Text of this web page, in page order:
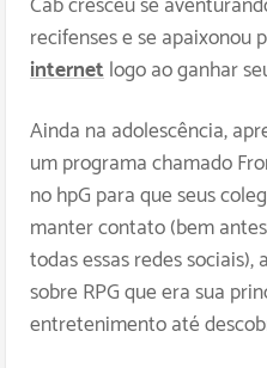
recifenses e se apaixonou
internetlogo ao ganhar
Ainda na adolescência,
um programa chamado
no hpG para que seus
manter contato (bem
todas essas redes
sobre RPG que era sua
entretenimento até